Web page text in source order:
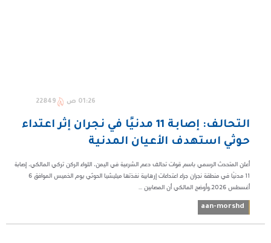
01:26 ص 22849
التحالف: إصابة 11 مدنيًا في نجران إثر اعتداء
حوثي استهدف الأعيان المدنية
أعلن المتحدث الرسمي باسم قوات تحالف دعم الشرعية في اليمن، اللواء الركن تركي المالكي، إصابة
11 مدنيًا في منطقة نجران جراء اعتداءات إرهابية نفذتها ميليشيا الحوثي يوم الخميس الموافق 6
أغسطس 2026.وأوضح المالكي أن المصابين ...
aan-morshd